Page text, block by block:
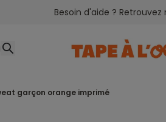
Besoin d'aide ? Retrouvez
garçon orange imprimé